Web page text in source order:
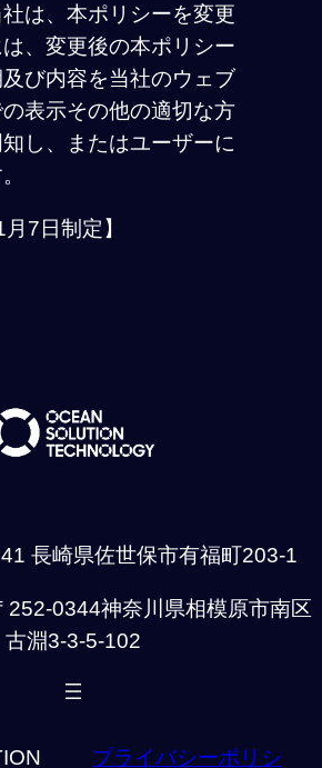
は、本ポリシーを変更
、変更後の本ポリシー
び内容を当社のウェブ
表示その他の適切な方
し、またはユーザーに
月7日制定】
長崎県佐世保市有福町203-1
252-0344神奈川県相模原市南区
古淵3-3-5-102
プライバシーポリシ